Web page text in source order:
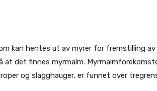
kan hentes ut av myrer for fremstilling
at det finnes myrmalm.
og slagghauger, er funnet over